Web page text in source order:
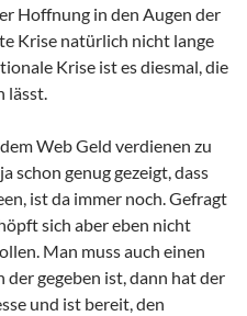
Hoffnung in den Augen der
Krise natürlich nicht lange
Krise ist es diesmal, die
lässt.
Web Geld verdienen zu
schon genug gezeigt, dass
ist da immer noch. Gefragt
sich aber eben nicht
Man muss auch einen
gegeben ist, dann hat der
und ist bereit, den